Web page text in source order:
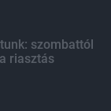
szombattól
riasztás